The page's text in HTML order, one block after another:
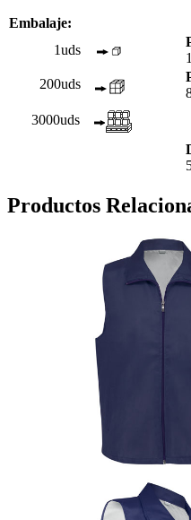
Embalaje:
1uds
200uds
3000uds
Productos